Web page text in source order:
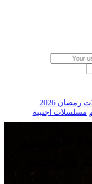
2026
مسلسلات اجنبية